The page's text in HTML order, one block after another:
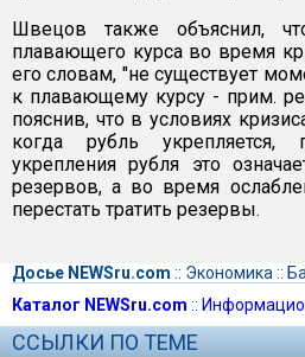
Швецов также объяснил,
плавающего курса во время
его словам, "не существует
к плавающему курсу - прим.
пояснив, что в условиях
когда рубль
укрепления рубля это
резервов, а во время
перестать тратить резервы.
Досье NEWSru.com :: Экономика ::
Каталог NEWSru.com ::
ССЫЛКИ ПО ТЕМЕ